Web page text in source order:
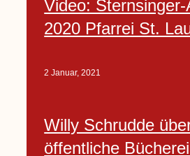
Video: Sternsinger-
2020 Pfarrei St.
2 Januar, 2021
Willy Schrudde
öffentliche